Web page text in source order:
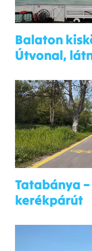
Balaton
Útvonal,
Tatabánya
kerékpárút